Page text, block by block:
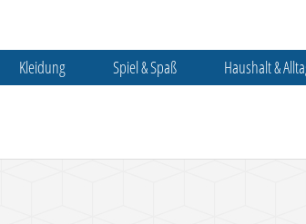
Kleidung Spiel & Spaß Haushalt &